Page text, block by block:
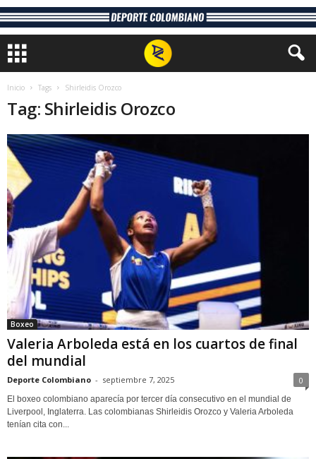
Inicio Tags Shirleidis Orozco
Tag: Shirleidis Orozco
Boxeo
Valeria Arboleda está en los cuartos de final
del mundial
Deporte Colombiano - septiembre 7, 2025 0
El boxeo colombiano aparecía por tercer día consecutivo en el mundial de
Liverpool, Inglaterra. Las colombianas Shirleidis Orozco y Valeria Arboleda
tenían cita con...